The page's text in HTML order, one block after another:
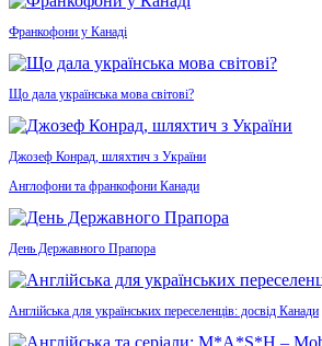
Франкофони у Канаді
Що дала українська мова світові?
Джозеф Конрад, шляхтич з України
Англофони та франкофони Канади
День Державного Прапора
Англійська для українських переселенців: досвід Канади